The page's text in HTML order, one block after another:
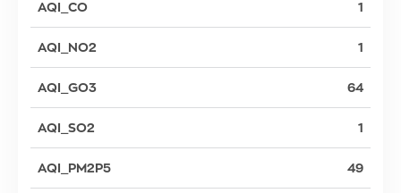
AQI_CO 1
AQI_NO2 1
AQI_GO3 64
AQI_SO2 1
AQI_PM2P5 49